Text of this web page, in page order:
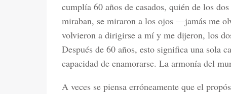
cumplía 60 años de casados, quién de los
miraban, se miraron a los ojos —jamás me
volvieron a dirigirse a mí y me dijeron, los
Después de 60 años, esto significa una sola
capacidad de enamorarse. La armonía del
A veces se piensa erróneamente que el